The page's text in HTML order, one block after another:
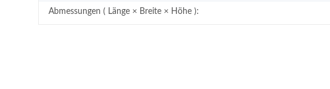
Abmessungen ( Länge × Breite × Höhe ):